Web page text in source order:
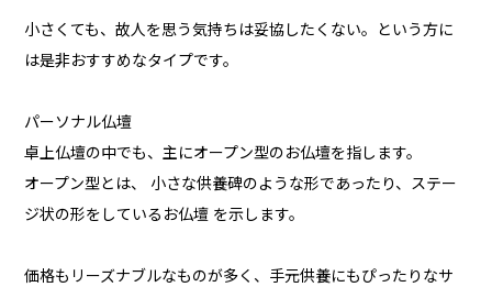
小さくても、故人を思う気持ちは妥協したくない。という方に
は是非おすすめなタイプです。
パーソナル仏壇
卓上仏壇の中でも、主にオープン型のお仏壇を指します。
オープン型とは、 小さな供養碑のような形であったり、ステー
ジ状の形をしているお仏壇 を示します。
価格もリーズナブルなものが多く、手元供養にもぴったりなサ